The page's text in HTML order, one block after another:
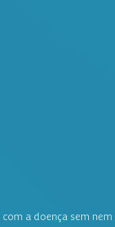
a doença sem